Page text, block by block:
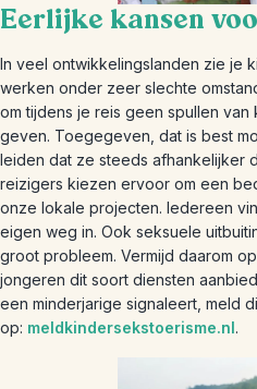
Eerlijke kansen
In veel ontwikkelingslanden zie je
werken onder zeer slechte
om tijdens je reis geen spullen
geven. Toegegeven, dat is best
leiden dat ze steeds afhankelijker
reizigers kiezen ervoor om een
onze lokale projecten. Iedereen
eigen weg in. Ook seksuele
groot probleem. Vermijd daarom
jongeren dit soort diensten
een minderjarige signaleert, meld
op: meldkindersekstoerisme.nl.